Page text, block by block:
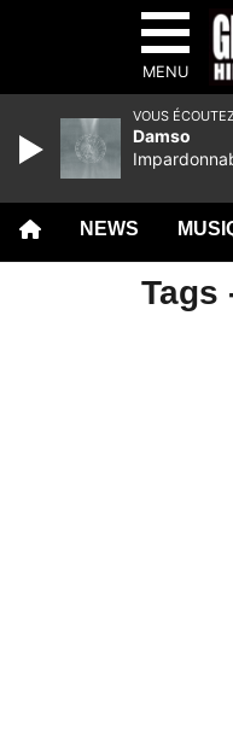
MENU
NEWS
Tags
VOUS
Damso